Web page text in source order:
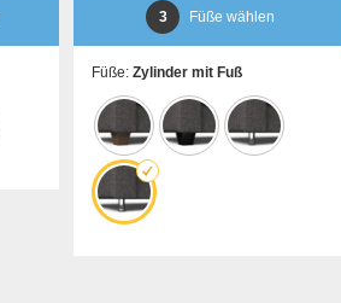
3 Füße wählen
Füße: Zylinder mit Fuß